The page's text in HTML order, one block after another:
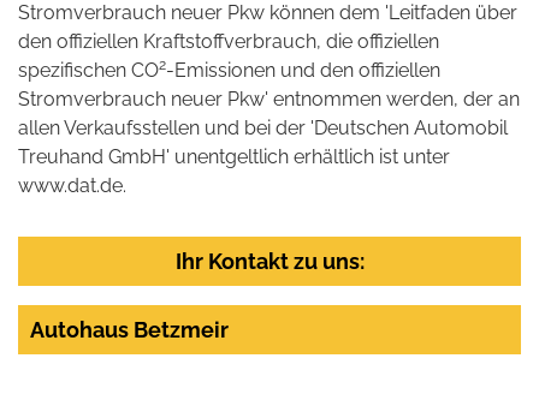
Stromverbrauch neuer Pkw können dem 'Leitfaden über
den offiziellen Kraftstoffverbrauch, die offiziellen
spezifischen CO2-Emissionen und den offiziellen
Stromverbrauch neuer Pkw' entnommen werden, der an
allen Verkaufsstellen und bei der 'Deutschen Automobil
Treuhand GmbH' unentgeltlich erhältlich ist unter
www.dat.de.
Ihr Kontakt zu uns:
Autohaus Betzmeir